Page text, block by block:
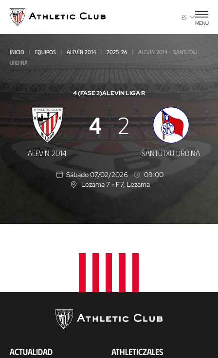
contenido
principal
ES
MENÚ
INICIO EQUIPOS ALEVÍN 2014 2025-26
ALEVÍN 2014 - SANTUTXU
URDINA
4 (FASE 2)ALEVÍN LIGA R
Alevín
2014
-
Santutxu
ALEVÍN 2014
4 2
SANTUTXU URDINA
Sábado 07/02/2026
09:00
U
n
Lezama 7 - F7, Lezama
ACTUALIDAD ATHLETICZALES